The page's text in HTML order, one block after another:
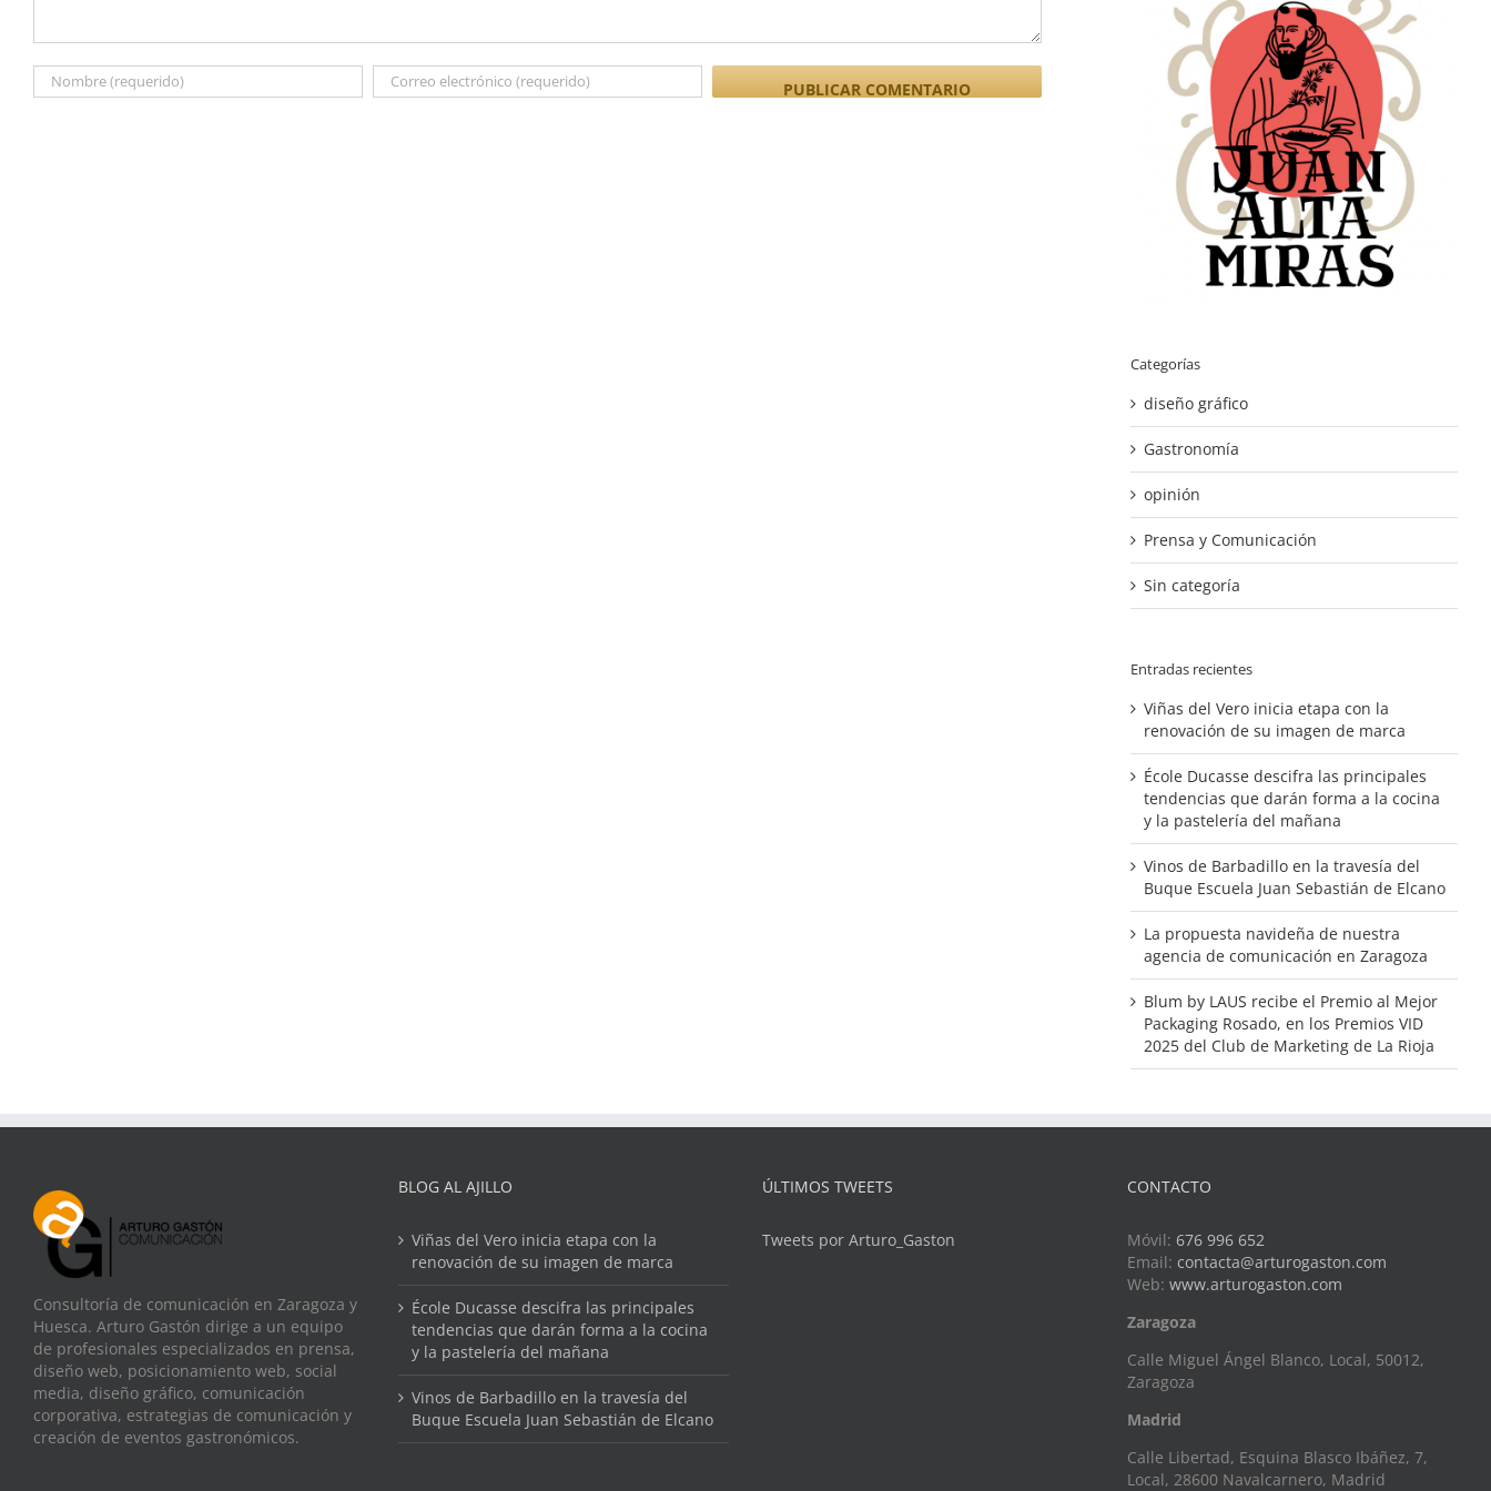
Categorías
diseño gráfico
Gastronomía
opinión
Prensa y Comunicación
Sin categoría
Entradas recientes
Viñas del Vero inicia etapa con la
renovación de su imagen de marca
École Ducasse descifra las principales
tendencias que darán forma a la cocina
y la pastelería del mañana
Vinos de Barbadillo en la travesía del
Buque Escuela Juan Sebastián de Elcano
La propuesta navideña de nuestra
agencia de comunicación en Zaragoza
Blum by LAUS recibe el Premio al Mejor
Packaging Rosado, en los Premios VID
2025 del Club de Marketing de La Rioja
Consultoría de comunicación en Zaragoza y
Huesca. Arturo Gastón dirige a un equipo
de profesionales especializados en prensa,
diseño web, posicionamiento web, social
media, diseño gráfico, comunicación
corporativa, estrategias de comunicación y
creación de eventos gastronómicos.
BLOG AL AJILLO
Viñas del Vero inicia etapa con la
renovación de su imagen de marca
École Ducasse descifra las principales
tendencias que darán forma a la cocina
y la pastelería del mañana
Vinos de Barbadillo en la travesía del
Buque Escuela Juan Sebastián de Elcano
ÚLTIMOS TWEETS
Tweets por Arturo_Gaston
CONTACTO
Móvil: 676 996 652
Email: contacta@arturogaston.com
Web: www.arturogaston.com
Zaragoza
Calle Miguel Ángel Blanco, Local, 50012,
Zaragoza
Madrid
Calle Libertad, Esquina Blasco Ibáñez, 7,
Local, 28600 Navalcarnero, Madrid